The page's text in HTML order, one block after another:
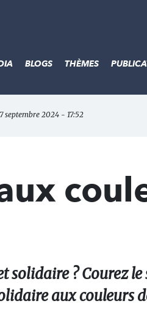
BLOGS THÈMES
septembre 2024 - 17:52
solidaire ? Courez
aux couleurs